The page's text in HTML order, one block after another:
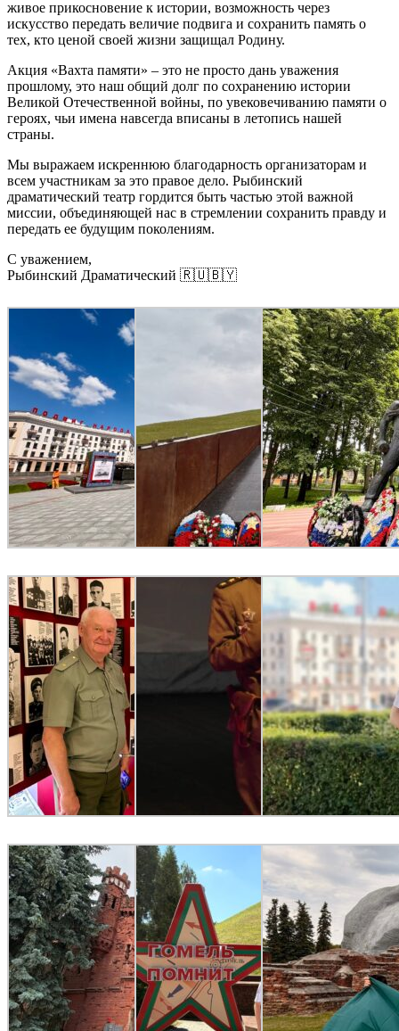
живое прикосновение к истории, возможность через
искусство передать величие подвига и сохранить память о
тех, кто ценой своей жизни защищал Родину.
Акция «Вахта памяти» – это не просто дань уважения
прошлому, это наш общий долг по сохранению истории
Великой Отечественной войны, по увековечиванию памяти о
героях, чьи имена навсегда вписаны в летопись нашей
страны.
Мы выражаем искреннюю благодарность организаторам и
всем участникам за это правое дело. Рыбинский
драматический театр гордится быть частью этой важной
миссии, объединяющей нас в стремлении сохранить правду и
передать ее будущим поколениям.
С уважением,
Рыбинский Драматический 🇷🇺🇧🇾